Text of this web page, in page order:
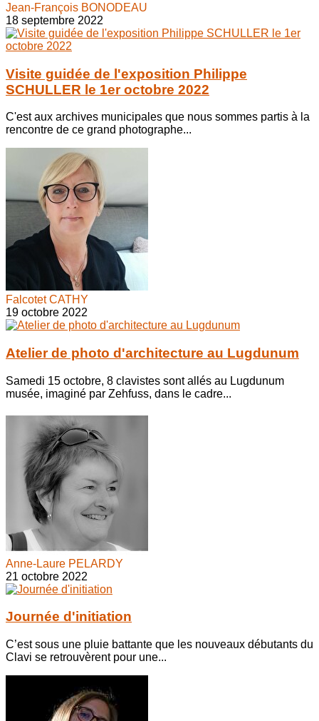
Jean-François BONODEAU
18 septembre 2022
Visite guidée de l'exposition Philippe
SCHULLER le 1er octobre 2022
C'est aux archives municipales que nous sommes partis à la
rencontre de ce grand photographe...
Falcotet CATHY
19 octobre 2022
Atelier de photo d'architecture au Lugdunum
Samedi 15 octobre, 8 clavistes sont allés au Lugdunum
musée, imaginé par Zehfuss, dans le cadre...
Anne-Laure PELARDY
21 octobre 2022
Journée d'initiation
C’est sous une pluie battante que les nouveaux débutants du
Clavi se retrouvèrent pour une...